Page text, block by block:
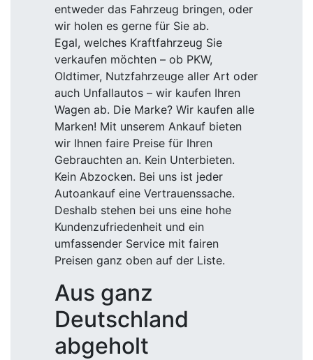
entweder das Fahrzeug bringen, oder
wir holen es gerne für Sie ab.
Egal, welches Kraftfahrzeug Sie
verkaufen möchten – ob PKW,
Oldtimer, Nutzfahrzeuge aller Art oder
auch Unfallautos – wir kaufen Ihren
Wagen ab. Die Marke? Wir kaufen alle
Marken! Mit unserem Ankauf bieten
wir Ihnen faire Preise für Ihren
Gebrauchten an. Kein Unterbieten.
Kein Abzocken. Bei uns ist jeder
Autoankauf eine Vertrauenssache.
Deshalb stehen bei uns eine hohe
Kundenzufriedenheit und ein
umfassender Service mit fairen
Preisen ganz oben auf der Liste.
Aus ganz
Deutschland
abgeholt